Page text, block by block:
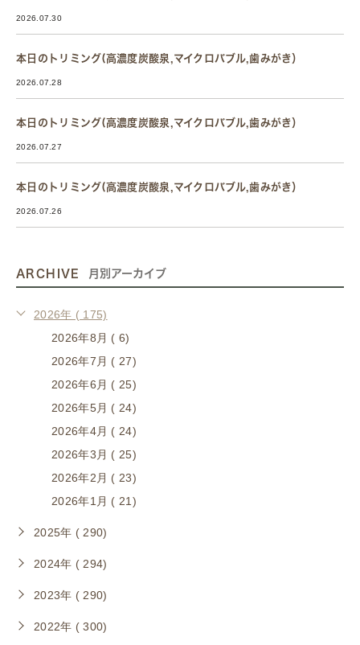
2026.07.30
本日のトリミング(高濃度炭酸泉,マイクロバブル,歯みがき）
2026.07.28
本日のトリミング(高濃度炭酸泉,マイクロバブル,歯みがき）
2026.07.27
本日のトリミング(高濃度炭酸泉,マイクロバブル,歯みがき）
2026.07.26
ARCHIVE 月別アーカイブ
2026年 ( 175)
2026年8月 ( 6)
2026年7月 ( 27)
2026年6月 ( 25)
2026年5月 ( 24)
2026年4月 ( 24)
2026年3月 ( 25)
2026年2月 ( 23)
2026年1月 ( 21)
2025年 ( 290)
2024年 ( 294)
2023年 ( 290)
2022年 ( 300)